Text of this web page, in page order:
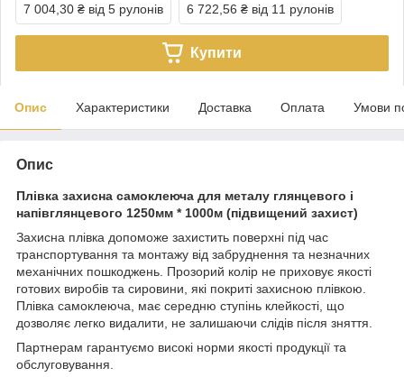
7 004,30 ₴ від 5 рулонів 6 722,56 ₴ від 11 рулонів
Купити
Опис Характеристики Доставка Оплата Умови
Опис
Плівка захисна самоклеюча для металу глянцевого і
напівглянцевого 1250мм * 1000м (підвищений захист)
Захисна плівка допоможе захистить поверхні під час
транспортування та монтажу від забруднення та незначних
механічних пошкоджень. Прозорий колір не приховує якості
готових виробів та сировини, які покриті захисною плівкою.
Плівка самоклеюча, має середню ступінь клейкості, що
дозволяє легко видалити, не залишаючи слідів після зняття.
Партнерам гарантуємо високі норми якості продукції та
обслуговування.